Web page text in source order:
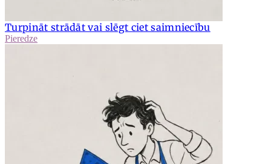
Turpināt strādāt vai slēgt ciet saimniecību
Pieredze